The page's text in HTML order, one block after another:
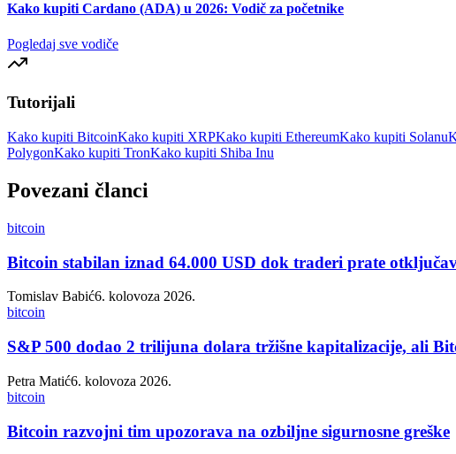
Kako kupiti Cardano (ADA) u 2026: Vodič za početnike
Pogledaj sve vodiče
Tutorijali
Kako kupiti BitcoinKako kupiti XRPKako kupiti EthereumKako kupiti Solanu
PolygonKako kupiti TronKako kupiti Shiba Inu
Povezani članci
bitcoin
Bitcoin stabilan iznad 64.000 USD dok traderi prate
Tomislav Babić6. kolovoza 2026.
bitcoin
S&P 500 dodao 2 trilijuna dolara tržišne kapitalizacije, ali
Petra Matić6. kolovoza 2026.
bitcoin
Bitcoin razvojni tim upozorava na ozbiljne sigurnosne greške